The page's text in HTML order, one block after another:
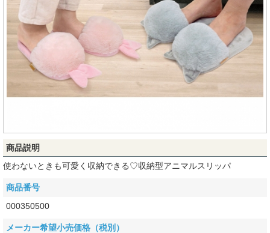
商品説明
使わないときも可愛く収納できる♡収納型アニマルスリッパ
商品番号
000350500
メーカー希望小売価格（税別）